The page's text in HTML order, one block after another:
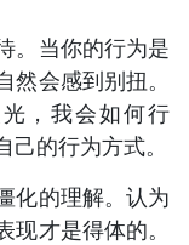
。当你的行为是
会感到别扭。
，我会如何行
的行为方式。
化的理解。认为
才是得体的。